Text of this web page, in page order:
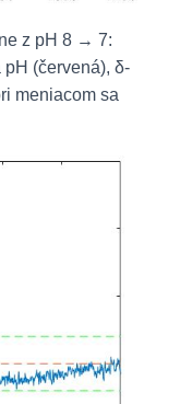
z pH 8 → 7:
(červená), δ-
meniacom sa